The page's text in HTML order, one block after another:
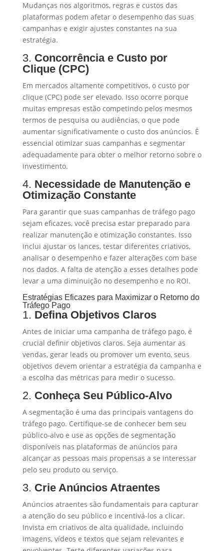
Mudanças nos algoritmos, regras e custos das
plataformas podem afetar o desempenho das suas
campanhas e exigir ajustes constantes na sua
estratégia.
3. Concorrência e Custo por
Clique (CPC)
Em mercados altamente competitivos, o custo por
clique (CPC) pode ser elevado. Isso ocorre porque
muitas empresas estão competindo pelos mesmos
termos de pesquisa ou audiências, o que pode
aumentar significativamente o custo dos anúncios. É
essencial otimizar suas campanhas e segmentar
adequadamente para obter o melhor retorno sobre o
investimento.
4. Necessidade de Manutenção e
Otimização Constante
Para garantir que suas campanhas de tráfego pago
sejam eficazes, você precisa estar preparado para
realizar manutenção e otimização constantes. Isso
inclui ajustar os lances, testar diferentes criativos,
analisar o desempenho e fazer alterações com base
nos dados. A falta de atenção a esses detalhes pode
levar a uma diminuição no desempenho e no ROI.
Estratégias Eficazes para Maximizar o Retorno do
Tráfego Pago
1. Defina Objetivos Claros
Antes de iniciar uma campanha de tráfego pago, é
crucial definir objetivos claros. Seja aumentar as
vendas, gerar leads ou promover um evento, seus
objetivos devem orientar a estratégia da campanha e
a escolha das métricas para medir o sucesso.
2. Conheça Seu Público-Alvo
A segmentação é uma das principais vantagens do
tráfego pago. Certifique-se de conhecer bem seu
público-alvo e use as opções de segmentação
disponíveis nas plataformas de anúncios para
alcançar as pessoas mais propensas a se interessar
pelo seu produto ou serviço.
3. Crie Anúncios Atraentes
Anúncios atraentes são fundamentais para capturar
a atenção do seu público e incentivá-los a clicar.
Invista em criativos de alta qualidade, incluindo
imagens, vídeos e textos que sejam relevantes e